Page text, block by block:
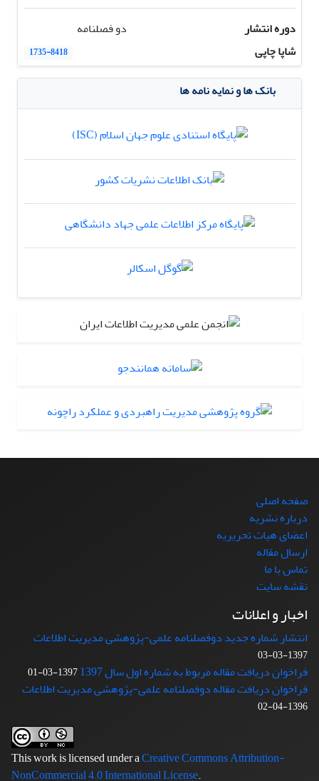
دوره انتشار
دو فصلنامه
شاپا چاپی
1735-8418
بانک ها و نمایه نامه ها
صفحه اصلی
درباره نشریه
اعضای هیات تحریریه
ارسال مقاله
تماس با ما
نقشه سایت
اخبار و اعلانات
انتشار شماره جدید دوفصلنامه علمی-پژوهشی مدیریت اطلاعات
1397-03-03
فراخوان دریافت مقاله مربوط به شماره اول سال 1397 1397-03-01
فراخوان دریافت مقاله دوفصلنامه علمی-پژوهشی مدیریت اطلاعات
1396-04-02
This work is licensed under aCreative Commons Attribution-
NonCommercial 4.0 International License.